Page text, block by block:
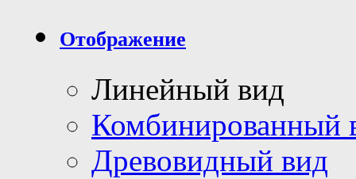
Отображение
Линейный вид
Комбинированный
Древовидный вид